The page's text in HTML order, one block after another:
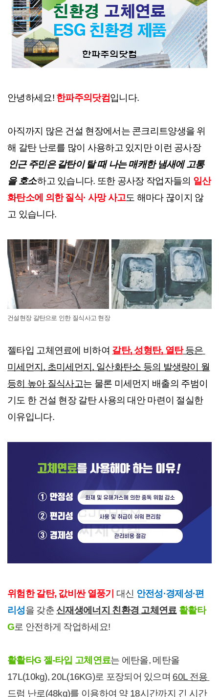
안녕하세요! 한파주의닷컴입니다.
아직까지 많은 건설 현장에서는 콘크리트양생을 위
해 갈탄 난로를 많이 사용하고 있지만 이런 공사장
인근 주민은 갈탄이 탈 때 나는 매캐한 냄새에 고통
을 호소​하고 있습니다. 또한 공사장 작업자들의 일산
화탄소에 의한 질식· 사망 사고도 해마다 끊이지 않
고 있습니다.
건설현장 갈탄으로 인한 질식사고 현장
젤타입 고체연료에 비하여 갈탄, 성형탄, 열탄 등은
미세먼지, 초미세먼지, 일산화탄소 등의 발생량이 월
등히 높아 질식사고는 물론 미세먼지 배출의 주범이
기도 한 건설 현장 갈탄 사용의 대안 마련이 절실한
이유입니다.
위험한 갈탄, 값비싼 열풍기 대신 안전성·경제성·편
리성을 갖춘 신재생에너지 친환경 고체연료 활활타
G로 안전하게 작업하세요!
활활타G 젤-타입 고체연료는 에탄올, 메탄올
17L(10kg), 20L(16KG)로 포장되어 있으며 60L 전용
드럼 난로(48kg)를 이용하여 약 18시간까지 긴 시간